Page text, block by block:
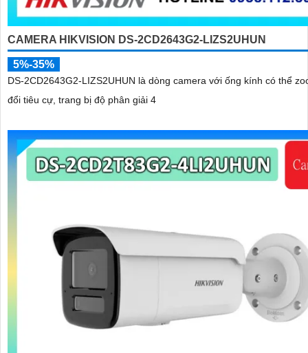
CAMERA HIKVISION DS-2CD2643G2-LIZS2UHUN
5%-35%
DS-2CD2643G2-LIZS2UHUN là dòng camera với ống kính có thể
đổi tiêu cự, trang bị độ phân giải 4